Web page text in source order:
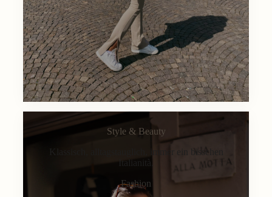
Style & Beauty
Klassisch, alltagstauglich, immer ein bisschen
Italianità.
Fashion